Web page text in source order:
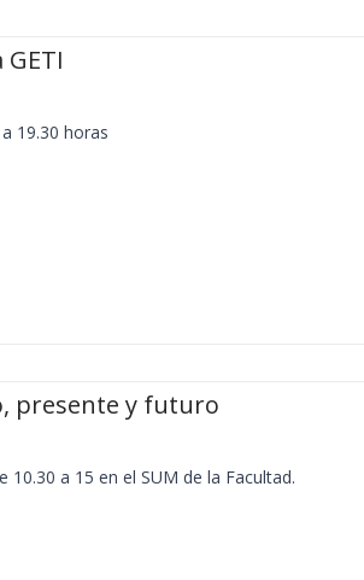
19.30 horas
presente y futuro
10.30 a 15 en el SUM de la Facultad.